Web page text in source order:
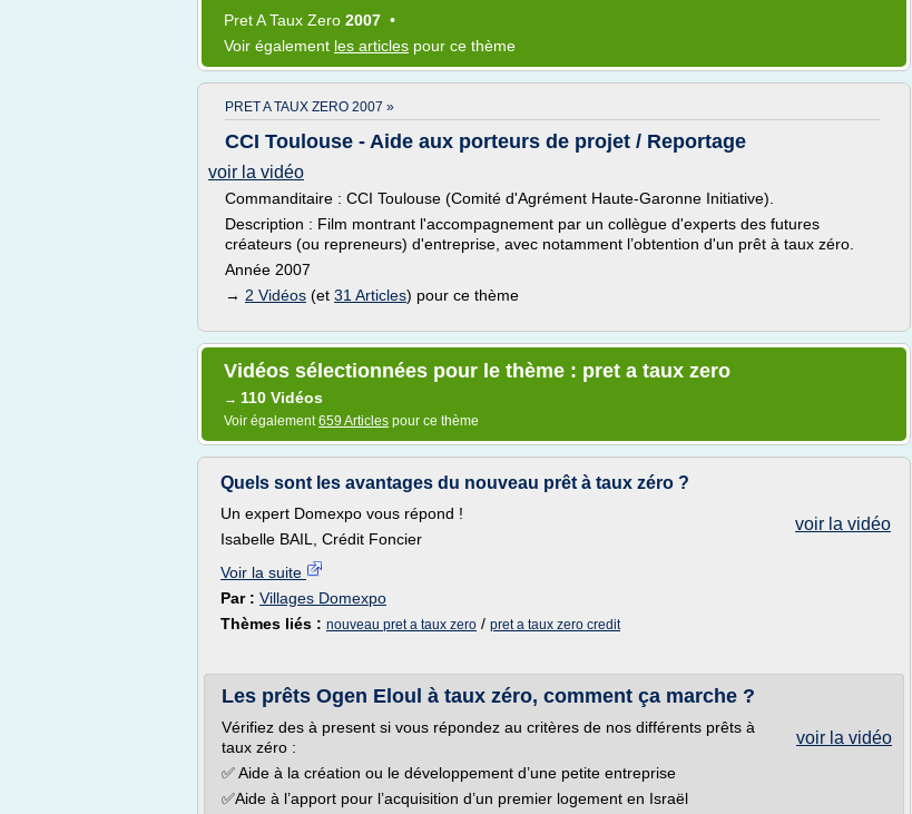
PretATaux Zero 2007 •
Voir également les articles pour ce thème
PRET A TAUX ZERO 2007 »
CCI Toulouse - Aide aux porteurs de projet / Reportage
voir la vidéo
Commanditaire : CCI Toulouse (Comité d'Agrément Haute-Garonne Initiative).
Description : Film montrant l'accompagnement par un collègue d'experts des futures
créateurs (ou repreneurs) d'entreprise, avec notamment l’obtention d'un prêt à taux zéro.
Année 2007
→ 2 Vidéos (et 31 Articles) pour ce thème
Vidéos sélectionnées pour le thème : pret a taux zero
→ 110 Vidéos
Voir également659 Articles pour ce thème
Quels sont les avantages du nouveau prêt à taux zéro ?
voir la vidéo
Un expert Domexpo vous répond !
Isabelle BAIL, Crédit Foncier
Voir la suite
Par : Villages Domexpo
Thèmes liés : nouveau pret a taux zero / pret a taux zero credit
Les prêts Ogen Eloul à taux zéro, comment ça marche ?
voir la vidéo
Vérifiez des à present si vous répondez au critères de nos différents prêts à
taux zéro :
✅ Aide à la création ou le développement d’une petite entreprise
✅Aide à l’apport pour l’acquisition d’un premier logement en Israël